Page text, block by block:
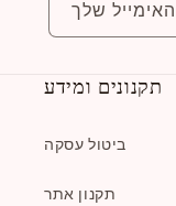
האימייל שלך
תקנונים ומידע
ביטול עסקה
תקנון אתר